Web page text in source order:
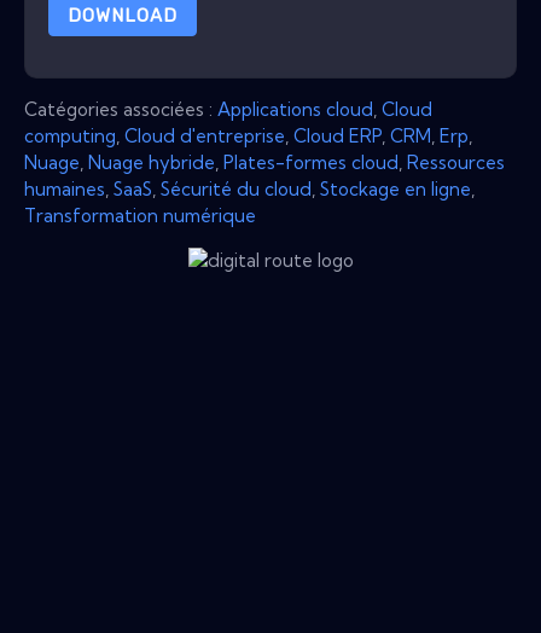
DOWNLOAD
Catégories associées : Applications cloud Cloud
computing Cloud d'entreprise Cloud ERP CRM Erp
Nuage Nuage hybride Plates-formes cloud Ressources
humaines SaaS Sécurité du cloud Stockage en ligne
Transformation numérique